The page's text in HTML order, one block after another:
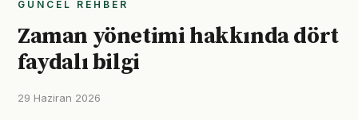
GÜNCEL REHBER
Zaman yönetimi hakkında dört
faydalı bilgi
29 Haziran 2026